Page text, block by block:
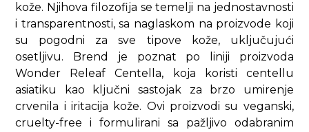
kože. Njihova filozofija se temelji na jednostavnosti
i transparentnosti, sa naglaskom na proizvode koji
su pogodni za sve tipove kože, uključujući
osetljivu. Brend je poznat po liniji proizvoda
Wonder Releaf Centella, koja koristi centellu
asiatiku kao ključni sastojak za brzo umirenje
crvenila i iritacija kože. Ovi proizvodi su veganski,
cruelty-free i formulirani sa pažljivo odabranim